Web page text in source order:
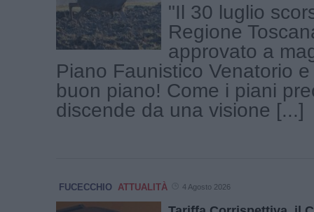
"Il 30 luglio
Regione
approvato a
Piano Faunistico Venatorio
buon piano! Come i piani
discende da una visione [...]
FUCECCHIO ATTUALITÀ 4 Agosto 2026